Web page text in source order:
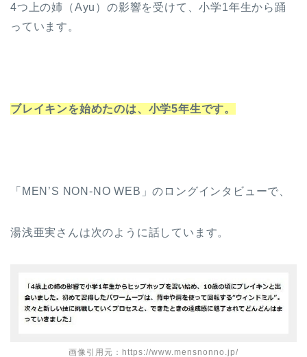
4つ上の姉（Ayu）の影響を受けて、小学1年生から踊
っています。
ブレイキンを始めたのは、小学5年生です。
「MEN’S NON-NO WEB」のロングインタビューで、
湯浅亜実さんは次のように話しています。
画像引用元：https://www.mensnonno.jp/